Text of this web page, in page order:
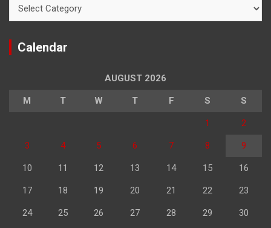
Calendar
AUGUST 2026
M T W T F S S
1 2
3 4 5 6 7 8 9
10 11 12 13 14 15 16
17 18 19 20 21 22 23
24 25 26 27 28 29 30